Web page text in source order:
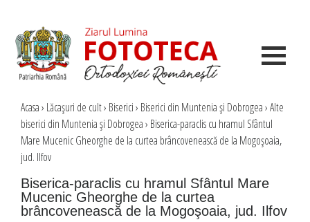
Acasa› Lăcaşuri de cult› Biserici› Biserici din Muntenia şi Dobrogea›Alte
biserici din Muntenia şi Dobrogea› Biserica-paraclis cu hramul Sfântul
Mare Mucenic Gheorghe de la curtea brâncovenească de la Mogoşoaia,
jud. Ilfov
Biserica-paraclis cu hramul Sfântul Mare
Mucenic Gheorghe de la curtea
brâncovenească de la Mogoşoaia, jud. Ilfov